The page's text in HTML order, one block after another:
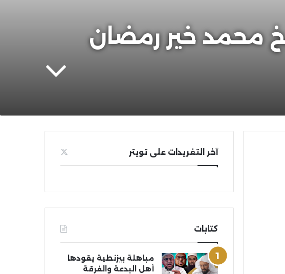
جديدة (94) | الشيخ محمد خير رمضان
آخر التغريدات على تويتر
كتابات
مباهلة بيزنطية يقودها
أهل البدعة والفرقة